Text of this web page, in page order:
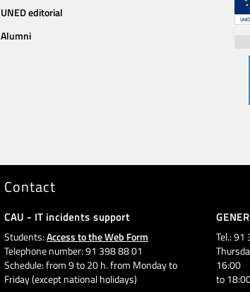
UNED editorial
Alumni
Contact
CAU - IT incidents support
Students:Access to the Web Form
Telephone number: 91 398 88 01
Schedule: from 9 to 20 h. from Monday to
Friday (except national holidays)
Tel.:
16:00
to